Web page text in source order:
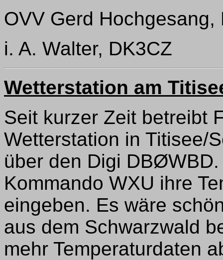
OVV Gerd Hochgesang,
i. A. Walter, DK3CZ
Wetterstation am
Seit kurzer Zeit betreibt
Wetterstation in Titisee/
über den Digi
Kommando WXU ihre
eingeben. Es wäre
aus dem Schwarzwald
mehr Temperaturdaten